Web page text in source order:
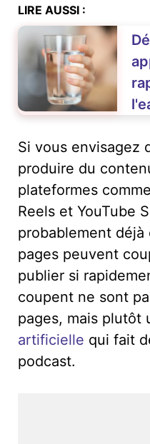
LIRE AUSSI :
Si vous envisagez
produire du
plateformes
Reels et YouTube
probablement
pages peuvent
publier si
coupent ne sont
pages, mais plutôt
artificielle qui fait
podcast.